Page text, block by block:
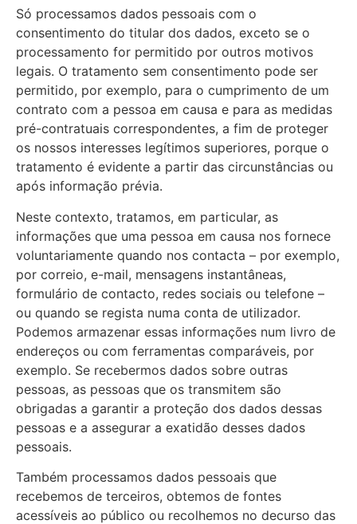
Só processamos dados pessoais com o
consentimento do titular dos dados, exceto se o
processamento for permitido por outros motivos
legais. O tratamento sem consentimento pode ser
permitido, por exemplo, para o cumprimento de um
contrato com a pessoa em causa e para as medidas
pré-contratuais correspondentes, a fim de proteger
os nossos interesses legítimos superiores, porque o
tratamento é evidente a partir das circunstâncias ou
após informação prévia.
Neste contexto, tratamos, em particular, as
informações que uma pessoa em causa nos fornece
voluntariamente quando nos contacta – por exemplo,
por correio, e-mail, mensagens instantâneas,
formulário de contacto, redes sociais ou telefone –
ou quando se regista numa conta de utilizador.
Podemos armazenar essas informações num livro de
endereços ou com ferramentas comparáveis, por
exemplo. Se recebermos dados sobre outras
pessoas, as pessoas que os transmitem são
obrigadas a garantir a proteção dos dados dessas
pessoas e a assegurar a exatidão desses dados
pessoais.
Também processamos dados pessoais que
recebemos de terceiros, obtemos de fontes
acessíveis ao público ou recolhemos no decurso das